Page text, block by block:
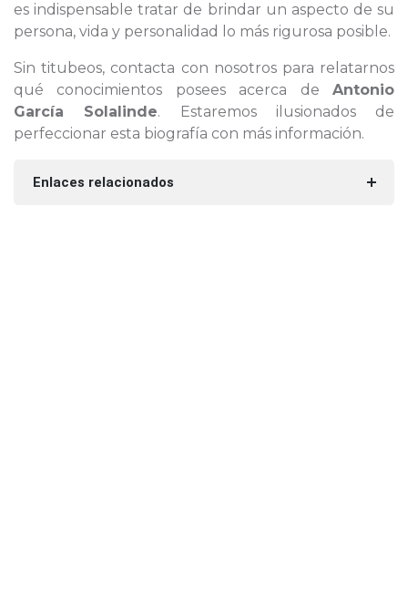
es indispensable tratar de brindar un aspecto de su
persona, vida y personalidad lo más rigurosa posible.
Sin titubeos, contacta con nosotros para relatarnos
qué conocimientos posees acerca de Antonio
García Solalinde. Estaremos ilusionados de
perfeccionar esta biografía con más información.
Enlaces relacionados